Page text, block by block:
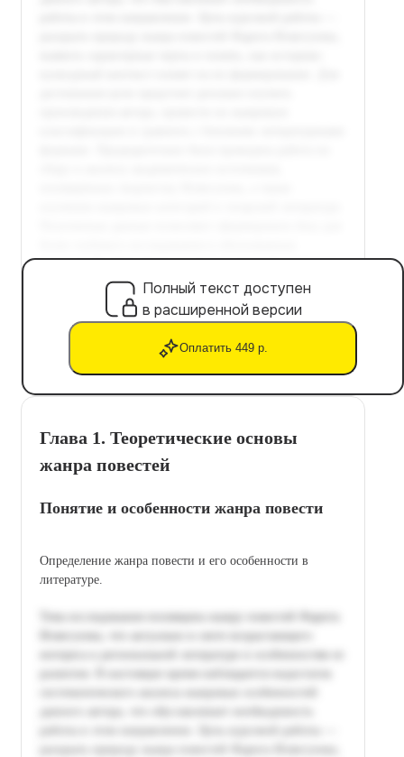
Полный текст доступен
в расширенной версии
Оплатить 449 р.
Глава 1. Теоретические основы
жанра повестей
Понятие и особенности жанра повести
Определение жанра повести и его особенности в
литературе.